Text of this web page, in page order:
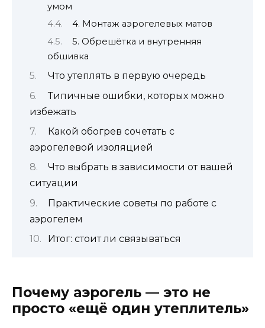
умом
4. Монтаж аэрогелевых матов
5. Обрешётка и внутренняя
обшивка
Что утеплять в первую очередь
Типичные ошибки, которых можно
избежать
Какой обогрев сочетать с
аэрогелевой изоляцией
Что выбрать в зависимости от вашей
ситуации
Практические советы по работе с
аэрогелем
Итог: стоит ли связываться
Почему аэрогель — это не
просто «ещё один утеплитель»